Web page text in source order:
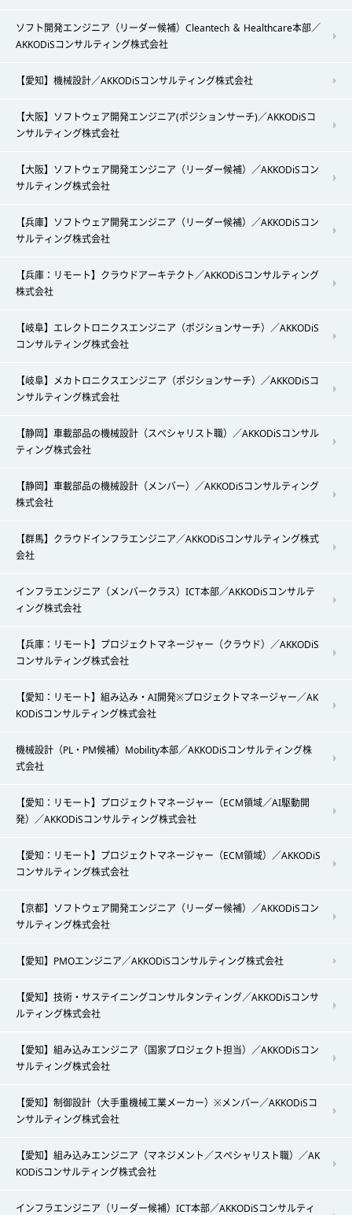
ソフト開発エンジニア（リーダー候補）Cleantech ＆ Healthcare本部／
AKKODiSコンサルティング株式会社
【愛知】機械設計／AKKODiSコンサルティング株式会社
【大阪】ソフトウェア開発エンジニア(ポジションサーチ)／AKKODiSコ
ンサルティング株式会社
【大阪】ソフトウェア開発エンジニア（リーダー候補）／AKKODiSコン
サルティング株式会社
【兵庫】ソフトウェア開発エンジニア（リーダー候補）／AKKODiSコン
サルティング株式会社
【兵庫：リモート】クラウドアーキテクト／AKKODiSコンサルティング
株式会社
【岐阜】エレクトロニクスエンジニア（ポジションサーチ）／AKKODiS
コンサルティング株式会社
【岐阜】メカトロニクスエンジニア（ポジションサーチ）／AKKODiSコ
ンサルティング株式会社
【静岡】車載部品の機械設計（スペシャリスト職）／AKKODiSコンサル
ティング株式会社
【静岡】車載部品の機械設計（メンバー）／AKKODiSコンサルティング
株式会社
【群馬】クラウドインフラエンジニア／AKKODiSコンサルティング株式
会社
インフラエンジニア（メンバークラス）ICT本部／AKKODiSコンサルテ
ィング株式会社
【兵庫：リモート】プロジェクトマネージャー（クラウド）／AKKODiS
コンサルティング株式会社
【愛知：リモート】組み込み・AI開発※プロジェクトマネージャー／AK
KODiSコンサルティング株式会社
機械設計（PL・PM候補）Mobility本部／AKKODiSコンサルティング株
式会社
【愛知：リモート】プロジェクトマネージャー（ECM領域／AI駆動開
発）／AKKODiSコンサルティング株式会社
【愛知：リモート】プロジェクトマネージャー（ECM領域）／AKKODiS
コンサルティング株式会社
【京都】ソフトウェア開発エンジニア（リーダー候補）／AKKODiSコン
サルティング株式会社
【愛知】PMOエンジニア／AKKODiSコンサルティング株式会社
【愛知】技術・サステイニングコンサルタンティング／AKKODiSコンサ
ルティング株式会社
【愛知】組み込みエンジニア（国家プロジェクト担当）／AKKODiSコン
サルティング株式会社
【愛知】制御設計（大手重機械工業メーカー）※メンバー／AKKODiSコ
ンサルティング株式会社
【愛知】組み込みエンジニア（マネジメント／スペシャリスト職）／AK
KODiSコンサルティング株式会社
インフラエンジニア（リーダー候補）ICT本部／AKKODiSコンサルティ